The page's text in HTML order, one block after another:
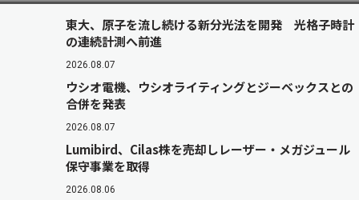
東大、原子を流し続ける新分光法を開発 光格子時計
の連続計測へ前進
2026.08.07
ウシオ電機、ウシオライティングとジーベックスとの
合併を発表
2026.08.07
Lumibird、Cilas株を売却しレーザー・メガジュール
保守事業を取得
2026.08.06